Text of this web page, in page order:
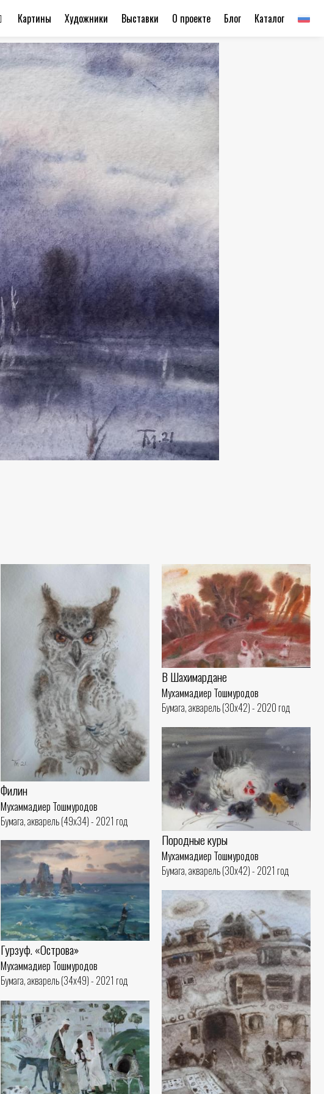
Каталог
Блог
О проекте
Выставки
Художники
Картины
Филин
Мухаммадиер Тошмуродов
Бумага, акварель (49x34) - 2021 год
В Шахимардане
Мухаммадиер Тошмуродов
Бумага, акварель (30x42) - 2020 год
Породные куры
Мухаммадиер Тошмуродов
Бумага, акварель (30x42) - 2021 год
Гурзуф. «Острова»
Мухаммадиер Тошмуродов
Бумага, акварель (34x49) - 2021 год